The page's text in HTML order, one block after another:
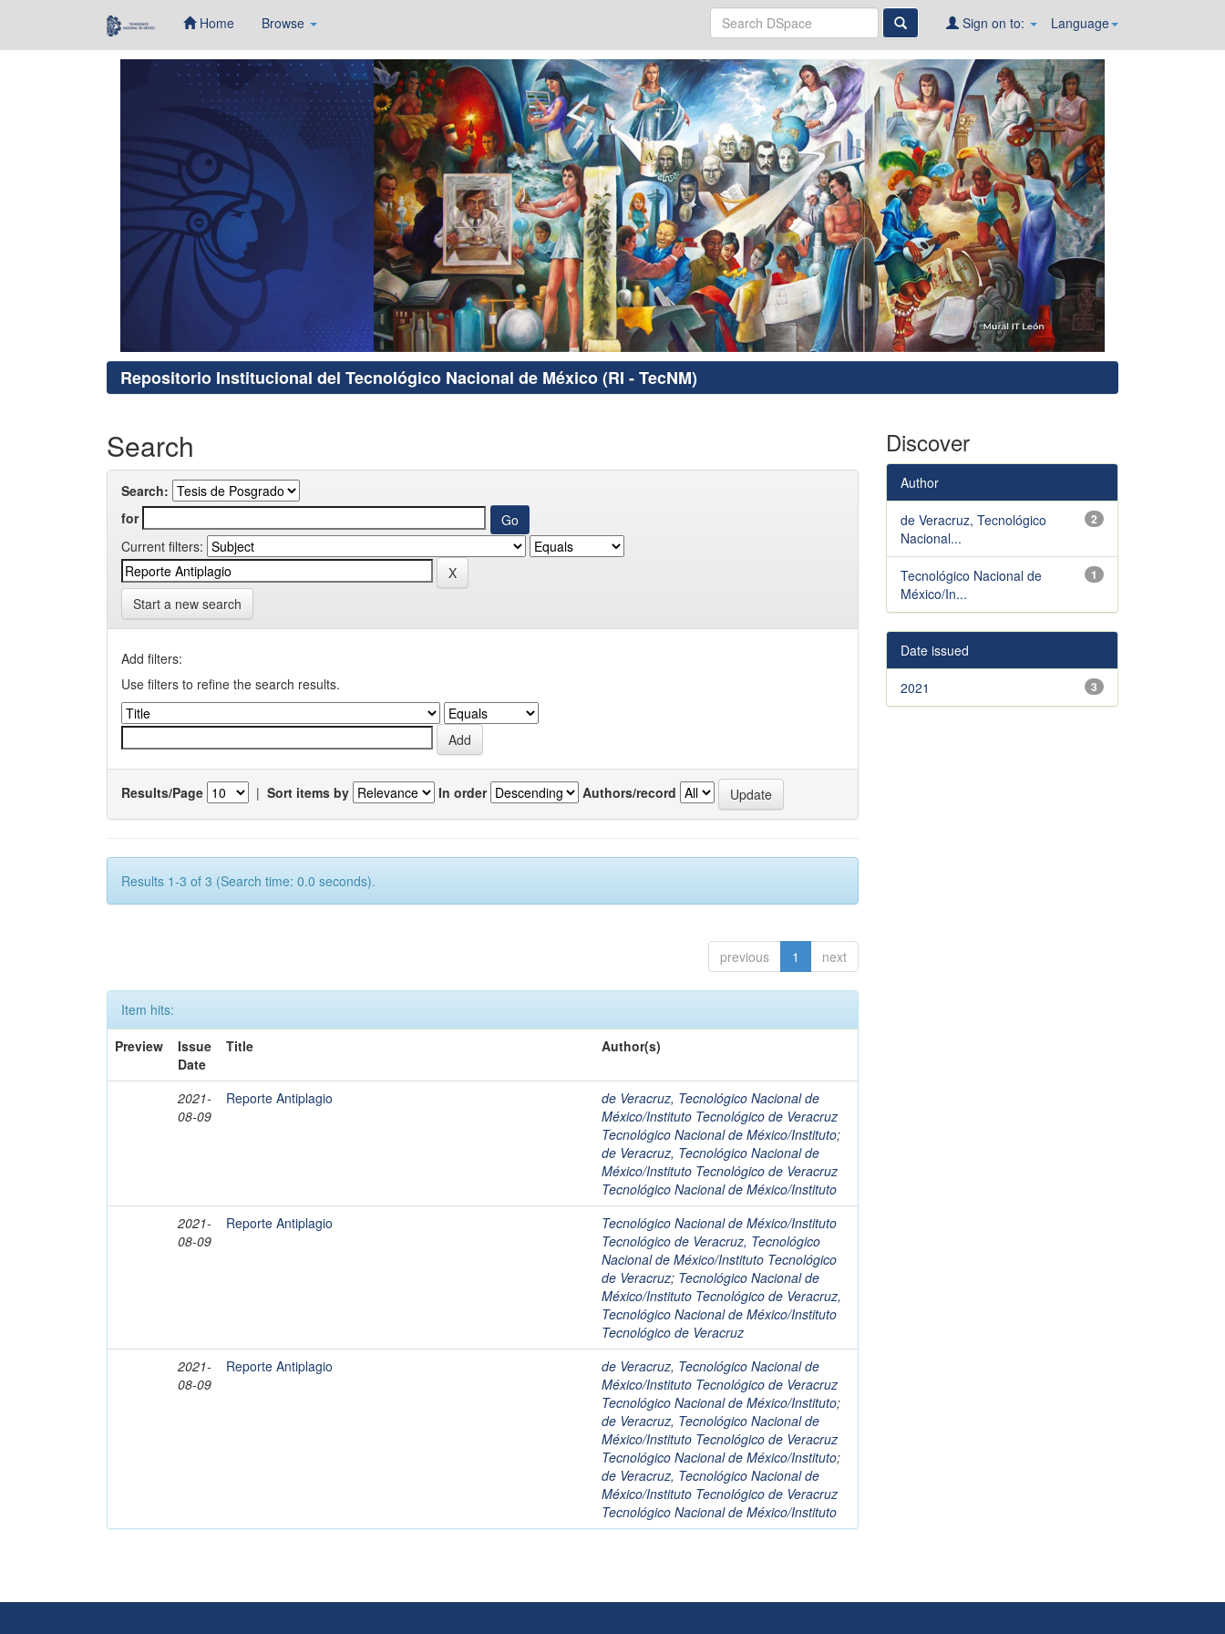
Home Browse Language
Sign on to:
Repositorio Institucional del Tecnológico Nacional de México (RI - TecNM)
Search
Search:
for
Current filters:
Start a new search
Add filters:
Use filters to refine the search results.
Results/Page | Sort items by In order Authors/record
Results 1-3 of 3 (Search time: 0.0 seconds).
previous 1 next
Item hits:
Preview
Issue
Date
Title Author(s)
2021-
08-09
Reporte Antiplagio
de Veracruz, Tecnológico Nacional de
México/Instituto Tecnológico de Veracruz
Tecnológico Nacional de México/Instituto;
de Veracruz, Tecnológico Nacional de
México/Instituto Tecnológico de Veracruz
Tecnológico Nacional de México/Instituto
2021-
08-09
Reporte Antiplagio
Tecnológico Nacional de México/Instituto
Tecnológico de Veracruz, Tecnológico
Nacional de México/Instituto Tecnológico
de Veracruz; Tecnológico Nacional de
México/Instituto Tecnológico de Veracruz,
Tecnológico Nacional de México/Instituto
Tecnológico de Veracruz
2021-
08-09
Reporte Antiplagio
de Veracruz, Tecnológico Nacional de
México/Instituto Tecnológico de Veracruz
Tecnológico Nacional de México/Instituto;
de Veracruz, Tecnológico Nacional de
México/Instituto Tecnológico de Veracruz
Tecnológico Nacional de México/Instituto;
de Veracruz, Tecnológico Nacional de
México/Instituto Tecnológico de Veracruz
Tecnológico Nacional de México/Instituto
Discover
Author
2
de Veracruz, Tecnológico
Nacional...
1
Tecnológico Nacional de
México/In...
Date issued
3
2021